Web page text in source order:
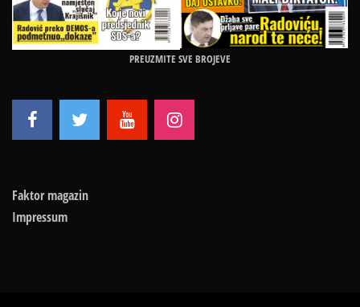
PREUZMITE SVE BROJEVE
Faktor magazin
Impressum